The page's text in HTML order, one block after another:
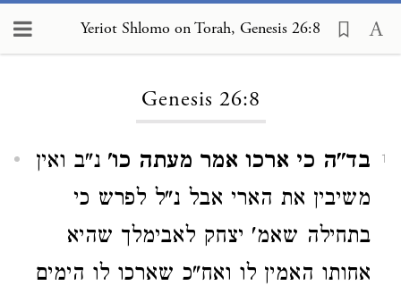
Yeriot Shlomo on Torah, Genesis 26:8
Genesis 26:8
1 בד"ה כי ארכו אמר מעתה כו' נ"ב ואין
משיבין את הארי אבל נ"ל לפרש כי
בתחילה שאמ' יצחק לאבימלך שהיא
אחותו האמין לו ואח"כ שארכו לו הימים